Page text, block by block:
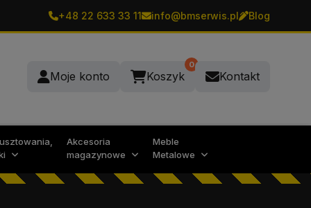
+48 22 633 33 11 info@bmserwis.pl Blog
Moje konto Koszyk
0
Kontakt
Akcesoria
magazynowe
Meble
Metalowe